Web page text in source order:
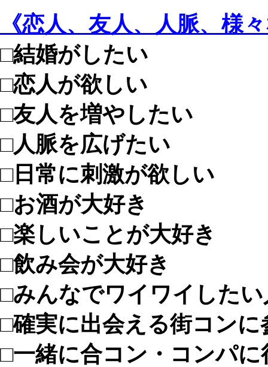
《恋人、友人、人脈、様
□結婚がしたい
□恋人が欲しい
□友人を増やしたい
□人脈を広げたい
□日常に刺激が欲しい
□お酒が大好き
□楽しいことが大好き
□飲み会が大好き
□みんなでワイワイしたい
□確実に出会える街コンに
□一緒に合コン・コンパ